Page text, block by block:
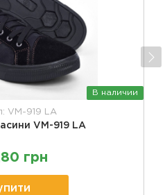
В наличии
VM-919 LA
VM-919 LA
грн